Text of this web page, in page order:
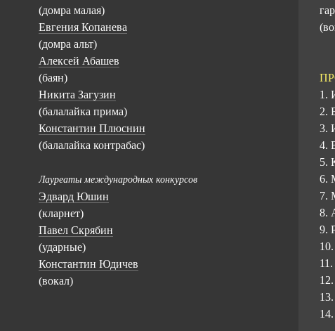
(домра малая)
Евгения Копанева
(домра альт)
Алексей Абашев
(баян)
Никита Загузин
(балалайка прима)
Константин Плюснин
(балалайка контрабас)
Лауреаты международных конкурсов
Эдвард Юшин
(кларнет)
Павел Скрябин
(ударные)
Константин Юдичев
(вокал)
1.
2.
3.
4.
5.
6.
7.
8.
9.